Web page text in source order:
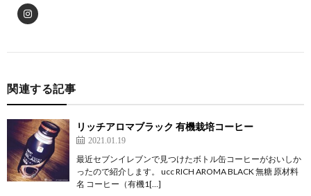
関連する記事
リッチアロマブラック 有機栽培コーヒー
2021.01.19
最近セブンイレブンで見つけたボトル缶コーヒーがおいしか
ったので紹介します。 ucc RICH AROMA BLACK 無糖 原材料
名 コーヒー（有機1[…]